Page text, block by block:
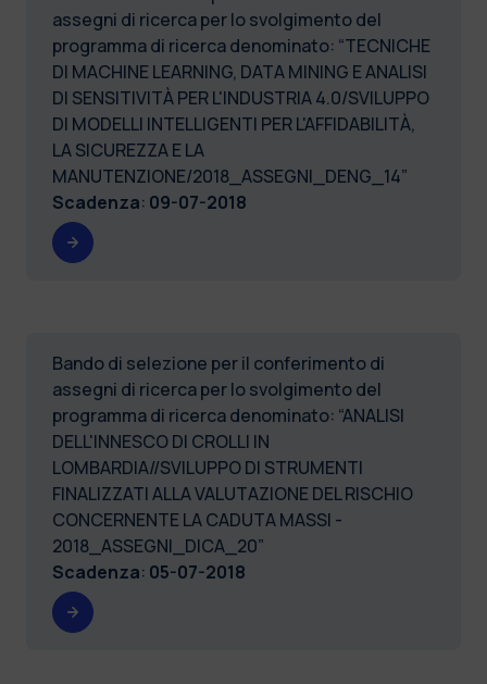
assegni di ricerca per lo svolgimento del
programma di ricerca denominato: “TECNICHE
DI MACHINE LEARNING, DATA MINING E ANALISI
DI SENSITIVITÀ PER L'INDUSTRIA 4.0/SVILUPPO
DI MODELLI INTELLIGENTI PER L'AFFIDABILITÀ,
LA SICUREZZA E LA
MANUTENZIONE/2018_ASSEGNI_DENG_14”
Scadenza: 09-07-2018
Bando di selezione per il conferimento di
assegni di ricerca per lo svolgimento del
programma di ricerca denominato: “ANALISI
DELL'INNESCO DI CROLLI IN
LOMBARDIA//SVILUPPO DI STRUMENTI
FINALIZZATI ALLA VALUTAZIONE DEL RISCHIO
CONCERNENTE LA CADUTA MASSI -
2018_ASSEGNI_DICA_20”
Scadenza: 05-07-2018